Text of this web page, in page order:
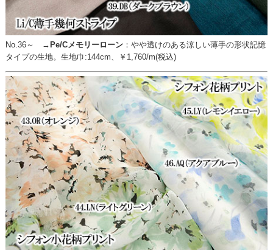
No.36～ → Pe/Cメモリーローン： やや透けのある涼しい薄手の形状記憶
タイプの生地。生地巾:144cm、￥1,760/m(税込)